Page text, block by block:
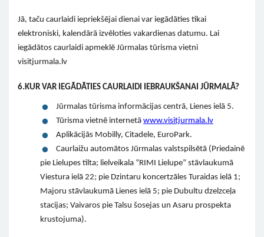
Jā, taču caurlaidi iepriekšējai dienai var iegādāties tikai
elektroniski, kalendārā izvēloties vakardienas datumu. Lai
iegādātos caurlaidi apmeklē Jūrmalas tūrisma vietni
visitjurmala.lv
6. KUR VAR IEGĀDĀTIES CAURLAIDI IEBRAUKŠANAI JŪRMALĀ?
Jūrmalas tūrisma informācijas centrā, Lienes ielā 5.
Tūrisma vietnē internetā www.visitjurmala.lv
Aplikācijās Mobilly, Citadele, EuroPark.
Caurlaižu automātos Jūrmalas valstspilsētā (Priedainē
pie Lielupes tilta; lielveikala “RIMI Lielupe” stāvlaukumā
Viestura ielā 22; pie Dzintaru koncertzāles Turaidas ielā 1;
Majoru stāvlaukumā Lienes ielā 5; pie Dubultu dzelzceļa
stacijas; Vaivaros pie Talsu šosejas un Asaru prospekta
krustojuma).